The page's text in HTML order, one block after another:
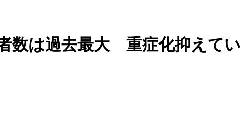
数は過去最大 重症化抑えてい